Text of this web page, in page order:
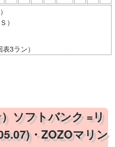
）
3ラン）
ソフトバンク =リ
・ZOZOマリン